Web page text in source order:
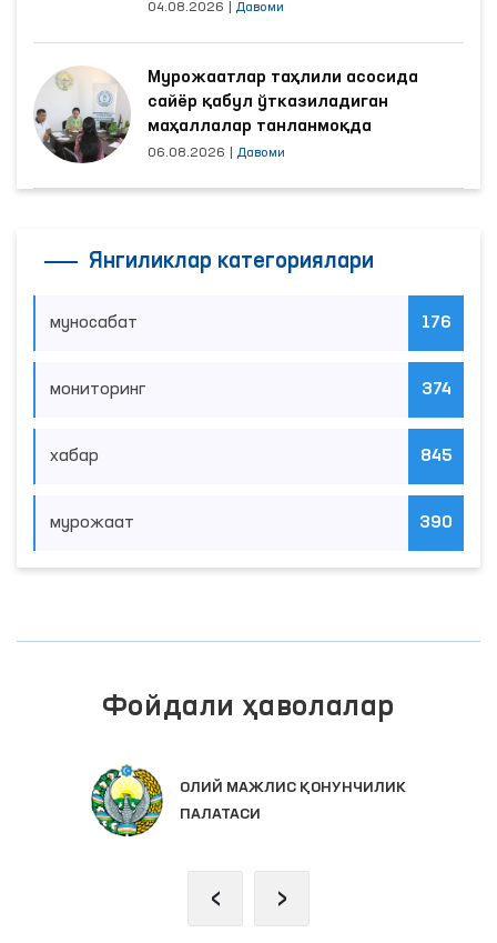
04.08.2026 Давоми
Мурожаатлар таҳлили асосида
сайёр қабул ўтказиладиган
маҳаллалар танланмоқда
06.08.2026 Давоми
Янгиликлар категориялари
муносабат 176
мониторинг 374
хабар 845
мурожаат 390
Фойдали ҳаволалар
ОЛИЙ МАЖЛИС ҚОНУНЧИЛИК
ПАЛАТАСИ
‹ ›